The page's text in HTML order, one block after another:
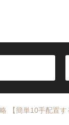
【簡単10手配置